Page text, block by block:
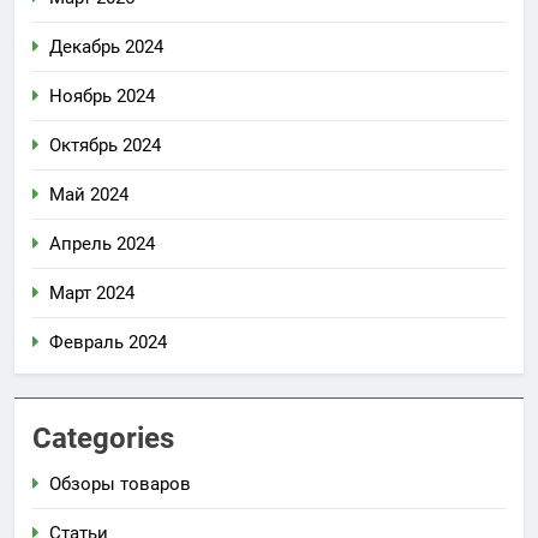
Декабрь 2024
Ноябрь 2024
Октябрь 2024
Май 2024
Апрель 2024
Март 2024
Февраль 2024
Categories
Обзоры товаров
Статьи